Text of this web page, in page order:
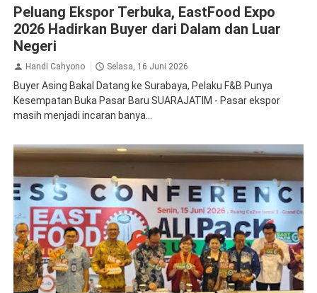
Peluang Ekspor Terbuka, EastFood Expo
2026 Hadirkan Buyer dari Dalam dan Luar
Negeri
Handi Cahyono Selasa, 16 Juni 2026
Buyer Asing Bakal Datang ke Surabaya, Pelaku F&B Punya
Kesempatan Buka Pasar Baru SUARAJATIM - Pasar ekspor
masih menjadi incaran banya...